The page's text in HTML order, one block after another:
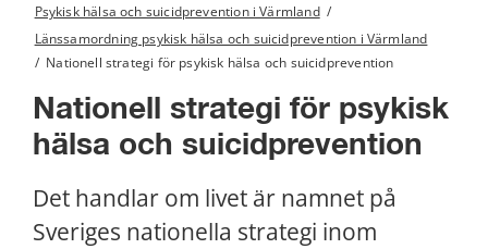
Psykisk hälsa och suicidprevention i Värmland /
Länssamordning psykisk hälsa och suicidprevention i Värmland
/ Nationell strategi för psykisk hälsa och suicidprevention
Nationell strategi för psykisk
hälsa och suicidprevention
Det handlar om livet är namnet på
Sveriges nationella strategi inom